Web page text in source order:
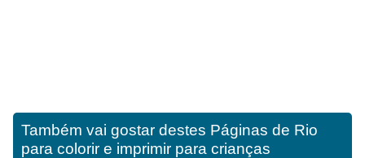
Também vai gostar destes Páginas de Rio
para colorir e imprimir para crianças